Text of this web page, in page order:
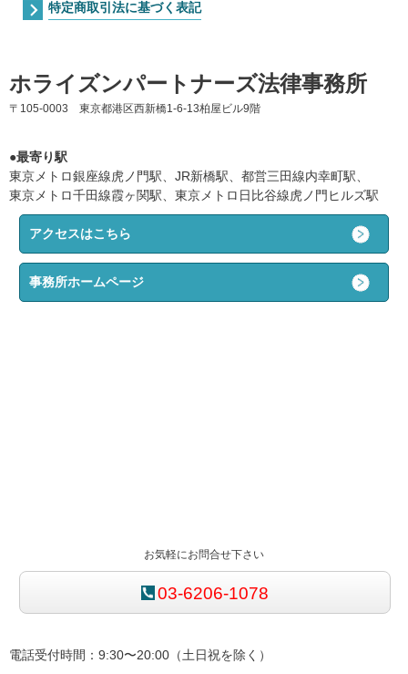
特定商取引法に基づく表記
ホライズンパートナーズ法律事務所
〒105-0003 東京都港区西新橋1-6-13柏屋ビル9階
●最寄り駅
東京メトロ銀座線虎ノ門駅、JR新橋駅、都営三田線内幸町駅、
東京メトロ千田線霞ヶ関駅、東京メトロ日比谷線虎ノ門ヒルズ駅
アクセスはこちら
事務所ホームページ
お気軽にお問合せ下さい
03-6206-1078
電話受付時間：9:30〜20:00（土日祝を除く）